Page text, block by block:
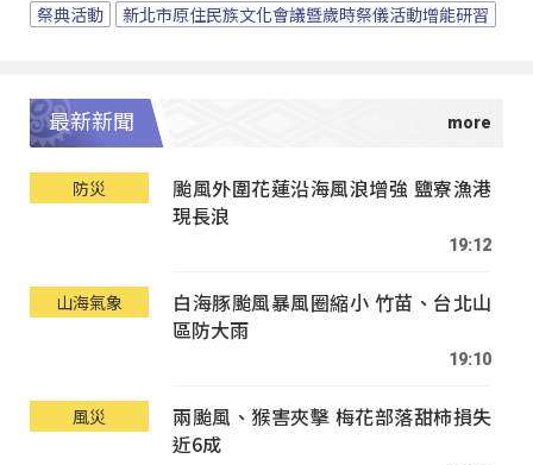
祭典活動 新北市原住民族文化會議暨歲時祭儀活動增能研習
最新新聞
防災
颱風外圍花蓮沿海風浪增強 鹽寮漁港
現長浪
19:12
山海氣象
白海豚颱風暴風圈縮小 竹苗、台北山
區防大雨
19:10
風災
兩颱風、猴害夾擊 梅花部落甜柿損失
近6成